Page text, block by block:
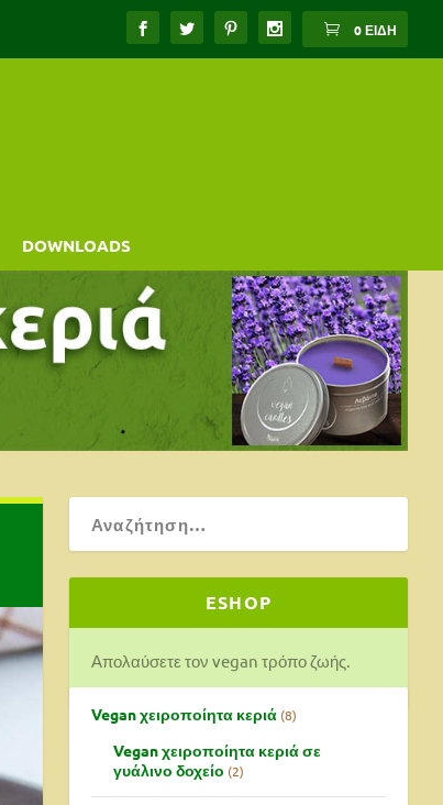
0 ΕΊΔΗ
DOWNLOADS
ESHOP
Απολαύσετε τον vegan τρόπο ζωής.
Vegan χειροποίητα κεριά 8
Vegan χειροποίητα κεριά σε
γυάλινο δοχείο 2